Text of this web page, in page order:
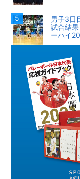
男子3日
試合結
ーハイ